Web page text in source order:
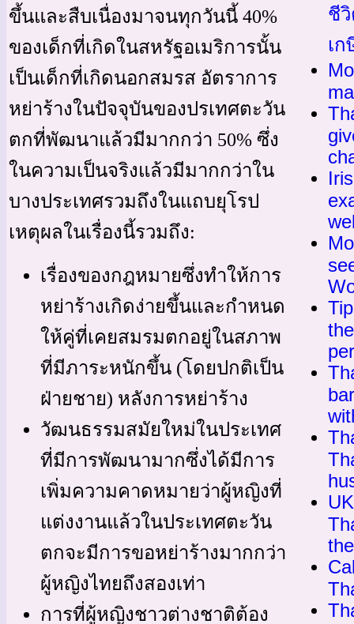
ขึ้นและสืบเนื่องมาจนทุกวันนี้ 40%
ของเด็กที่เกิดในสหรัฐอเมริการนั้น
เป็นเด็กที่เกิดนอกสมรส อัตราการ
หย่าร้างในปัจจุบันของปรเทศตะวัน
ตกที่พัฒนาแล้วมีมากกว่า 50% ซึ่ง
ในความเป็นจริงแล้วมีมากกว่าใน
บางประเทศรวมถึงในแถบยุโรป
เหตุผลในเรื่องนี้รวมถึง:
เรื่องของกฎหมายซึ่งทำให้การ
หย่าร้างเกิดง่ายขึ้นและกำหนด
ให้คู่ที่เคยสมรมตกอยู่ในสภาพ
ที่มีภาระหนักขึ้น (โดยปกติเป็น
ฝ่ายชาย) หลังการหย่าร้าง
วัฒนธรรมสมัยใหม่ในประเทศ
ที่มีการพัฒนามากซึ่งได้มีการ
เพิ่มความคาดหมายว่าผู้หญิงที่
แต่งงานแล้วในประเทศตะวัน
ตกจะมีการขอหย่าร้างมากกว่า
ผู้หญิงไทยถึงสองเท่า
การที่ผู้หญิงชาวต่างชาติต้อง
ชี
เ